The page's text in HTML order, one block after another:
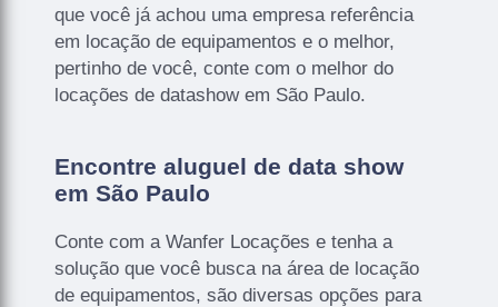
que você já achou uma empresa referência
em locação de equipamentos e o melhor,
pertinho de você, conte com o melhor do
locações de datashow em São Paulo.
Encontre aluguel de data show
em São Paulo
Conte com a Wanfer Locações e tenha a
solução que você busca na área de locação
de equipamentos, são diversas opções para